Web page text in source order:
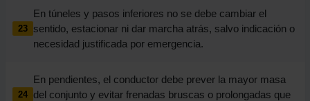
23
En túneles y pasos inferiores no se debe cambiar el
sentido, estacionar ni dar marcha atrás, salvo indicación o
necesidad justificada por emergencia.
24
En pendientes, el conductor debe prever la mayor masa
del conjunto y evitar frenadas bruscas o prolongadas que